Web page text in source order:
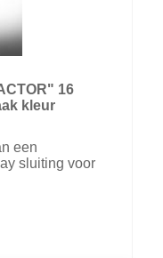
16
kleur
een
sluiting voor